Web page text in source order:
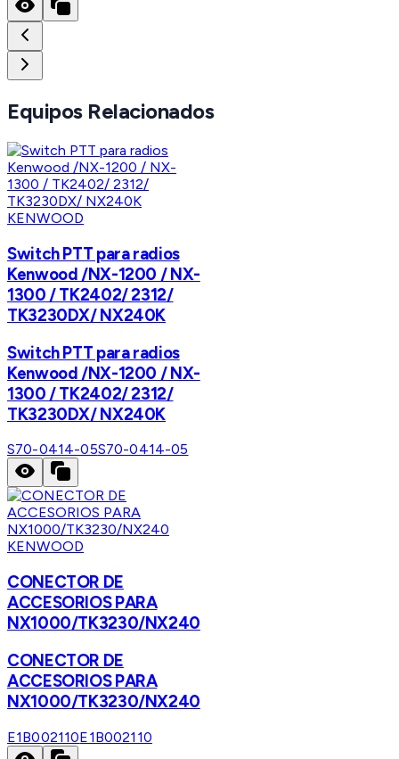
Equipos Relacionados
KENWOOD
Switch PTT para radios
Kenwood /NX-1200 / NX-
1300 / TK2402/ 2312/
TK3230DX/ NX240K
Switch PTT para radios
Kenwood /NX-1200 / NX-
1300 / TK2402/ 2312/
TK3230DX/ NX240K
S70-0414-05S70-0414-05
KENWOOD
CONECTOR DE
ACCESORIOS PARA
NX1000/TK3230/NX240
CONECTOR DE
ACCESORIOS PARA
NX1000/TK3230/NX240
E1B002110E1B002110